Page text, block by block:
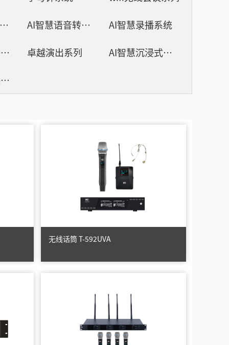
AI智慧演易通软件 AI智慧语音转写系统 AI智慧录播系统
AI智慧88广播系统 卓越演出系列 AI智慧沉浸式扩声系统
智慧影片放映系统
无线话筒 T-592UVA